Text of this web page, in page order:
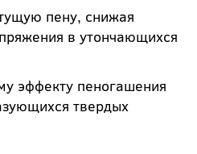
пену, снижая
в утончающихся
эффекту пеногашения
твердых